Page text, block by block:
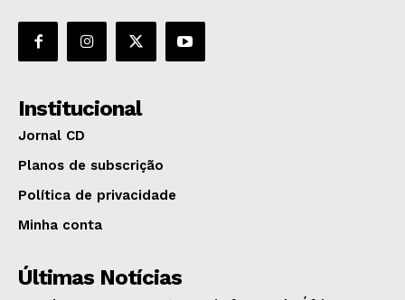
Institucional
Jornal CD
Planos de subscrição
Política de privacidade
Minha conta
Últimas Notícias